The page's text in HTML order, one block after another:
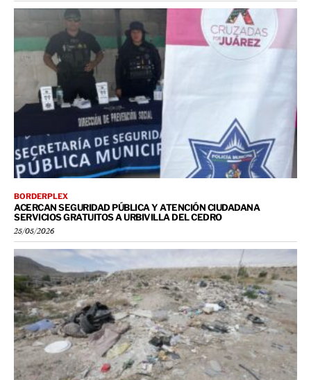
BORDERPLEX
ACERCAN SEGURIDAD PÚBLICA Y ATENCIÓN CIUDADANA
SERVICIOS GRATUITOS A URBIVILLA DEL CEDRO
25/05/2026